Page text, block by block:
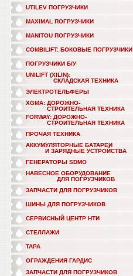
UTILEV ПОГРУЗЧИКИ
MAXIMAL ПОГРУЗЧИКИ
MANITOU ПОГРУЗЧИКИ
COMBILIFT: БОКОВЫЕ ПОГРУЗЧИКИ
ПОГРУЗЧИКИ Б/У
UNILIFT (XILIN):
СКЛАДСКАЯ ТЕХНИКА
ЭЛЕКТРОТЕЛЬФЕРЫ
XGMA: ДОРОЖНО-
СТРОИТЕЛЬНАЯ ТЕХНИКА
FORWAY: ДОРОЖНО-
СТРОИТЕЛЬНАЯ ТЕХНИКА
ПРОЧАЯ ТЕХНИКА
АККУМУЛЯТОРНЫЕ БАТАРЕИ
И ЗАРЯДНЫЕ УСТРОЙСТВА
ГЕНЕРАТОРЫ SDMO
НАВЕСНОЕ ОБОРУДОВАНИЕ
ДЛЯ ПОГРУЗЧИКОВ
ЗАПЧАСТИ ДЛЯ ПОГРУЗЧИКОВ
ШИНЫ ДЛЯ ПОГРУЗЧИКОВ
СЕРВИСНЫЙ ЦЕНТР НТИ
СТЕЛЛАЖИ
ТАРА
ОГРАЖДЕНИЯ ГАРДИС
ЗАПЧАСТИ ДЛЯ ПОГРУЗЧИКОВ